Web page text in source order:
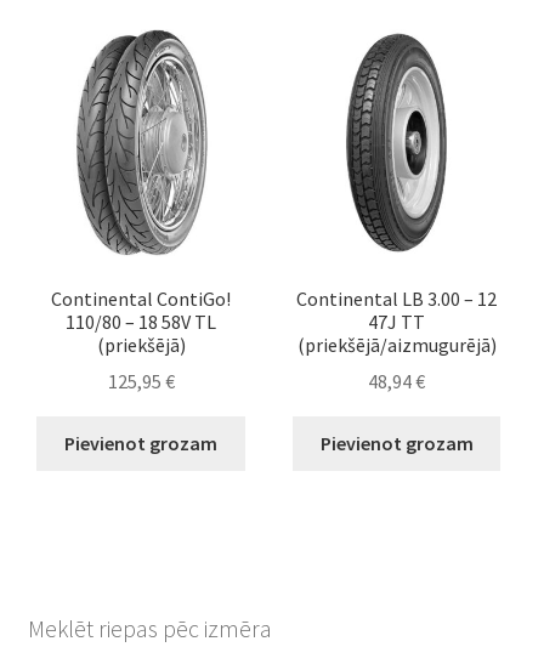
Continental ContiGo!
110/80 – 18 58V TL
(priekšējā)
125,95 €
Pievienot grozam
Continental LB 3.00 – 12
47J TT
(priekšējā/aizmugurējā)
48,94€
Pievienot grozam
Meklēt riepas pēc izmēra